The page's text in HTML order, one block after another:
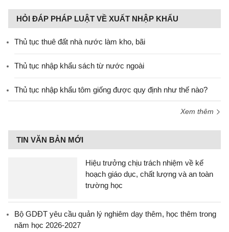
HỎI ĐÁP PHÁP LUẬT VỀ XUẤT NHẬP KHẨU
Thủ tục thuê đất nhà nước làm kho, bãi
Thủ tục nhập khẩu sách từ nước ngoài
Thủ tục nhập khẩu tôm giống được quy định như thế nào?
Xem thêm
TIN VĂN BẢN MỚI
Hiệu trưởng chịu trách nhiệm về kế
hoạch giáo dục, chất lượng và an toàn
trường học
Bộ GDĐT yêu cầu quản lý nghiêm dạy thêm, học thêm trong
năm học 2026-2027